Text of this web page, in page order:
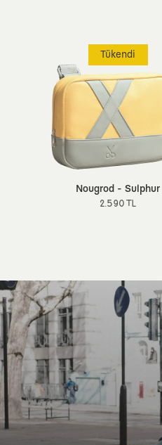
Tükendi
Nougrod - Sulphur
2.590 TL